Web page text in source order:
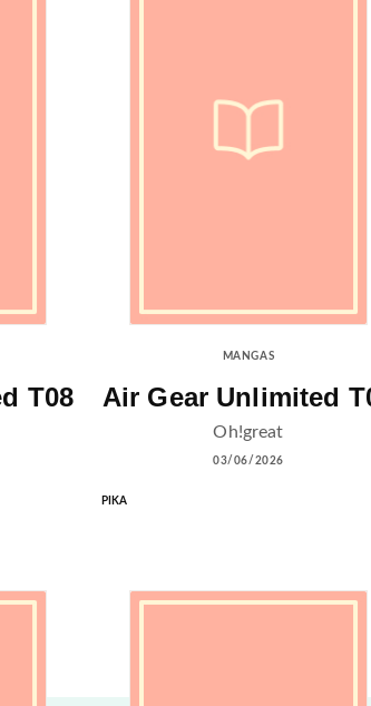
T08
MANGAS
Air Gear Unlimited
Oh!great
03/06/2026
PIKA